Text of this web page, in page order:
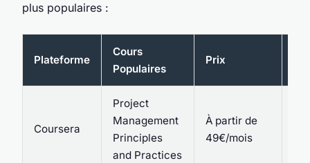
plus populaires :
Plateforme
Cours
Populaires
Prix
Coursera
Project
Management
Principles
and Practices
À partir de
49€/mois